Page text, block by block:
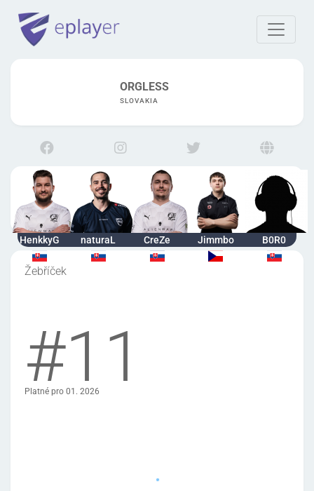
ORGLESS
SLOVAKIA
HenkkyG naturaL CreZe Jimmbo B0R0
Žebříček
#11
Platné pro 01. 2026